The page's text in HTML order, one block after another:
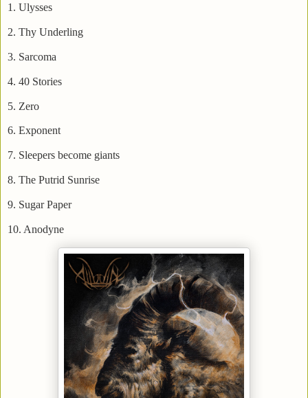
1. Ulysses
2. Thy Underling
3. Sarcoma
4. 40 Stories
5. Zero
6. Exponent
7. Sleepers become giants
8. The Putrid Sunrise
9. Sugar Paper
10. Anodyne